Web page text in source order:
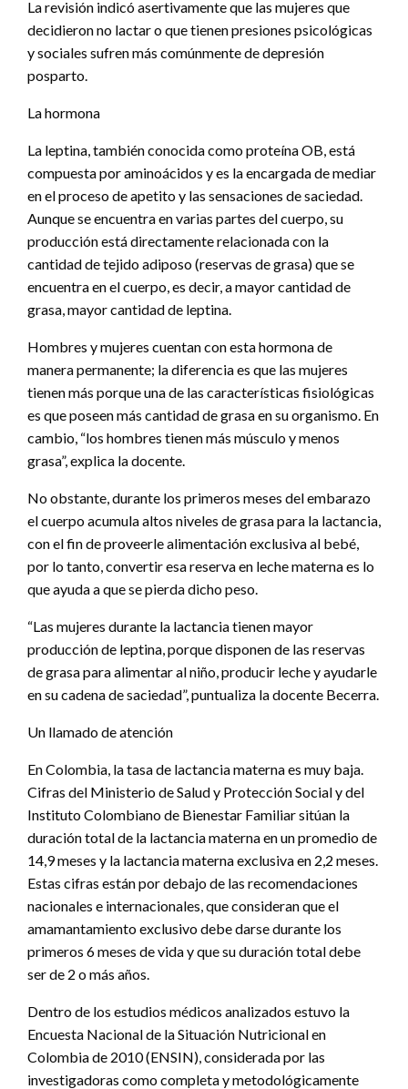
La revisión indicó asertivamente que las mujeres que
decidieron no lactar o que tienen presiones psicológicas
y sociales sufren más comúnmente de depresión
posparto.
La hormona
La leptina, también conocida como proteína OB, está
compuesta por aminoácidos y es la encargada de mediar
en el proceso de apetito y las sensaciones de saciedad.
Aunque se encuentra en varias partes del cuerpo, su
producción está directamente relacionada con la
cantidad de tejido adiposo (reservas de grasa) que se
encuentra en el cuerpo, es decir, a mayor cantidad de
grasa, mayor cantidad de leptina.
Hombres y mujeres cuentan con esta hormona de
manera permanente; la diferencia es que las mujeres
tienen más porque una de las características fisiológicas
es que poseen más cantidad de grasa en su organismo. En
cambio, “los hombres tienen más músculo y menos
grasa”, explica la docente.
No obstante, durante los primeros meses del embarazo
el cuerpo acumula altos niveles de grasa para la lactancia,
con el fin de proveerle alimentación exclusiva al bebé,
por lo tanto, convertir esa reserva en leche materna es lo
que ayuda a que se pierda dicho peso.
“Las mujeres durante la lactancia tienen mayor
producción de leptina, porque disponen de las reservas
de grasa para alimentar al niño, producir leche y ayudarle
en su cadena de saciedad”, puntualiza la docente Becerra.
Un llamado de atención
En Colombia, la tasa de lactancia materna es muy baja.
Cifras del Ministerio de Salud y Protección Social y del
Instituto Colombiano de Bienestar Familiar sitúan la
duración total de la lactancia materna en un promedio de
14,9 meses y la lactancia materna exclusiva en 2,2 meses.
Estas cifras están por debajo de las recomendaciones
nacionales e internacionales, que consideran que el
amamantamiento exclusivo debe darse durante los
primeros 6 meses de vida y que su duración total debe
ser de 2 o más años.
Dentro de los estudios médicos analizados estuvo la
Encuesta Nacional de la Situación Nutricional en
Colombia de 2010 (ENSIN), considerada por las
investigadoras como completa y metodológicamente